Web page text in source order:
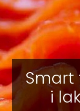
i